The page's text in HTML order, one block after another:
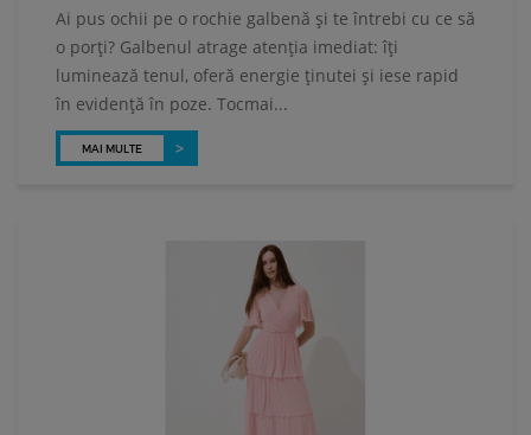
Ai pus ochii pe o rochie galbenă și te întrebi cu ce să
o porți? Galbenul atrage atenția imediat: îți
luminează tenul, oferă energie ținutei și iese rapid
în evidență în poze. Tocmai...
MAI MULTE